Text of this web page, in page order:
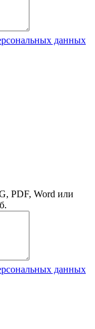
данных
PDF, Word или
данных